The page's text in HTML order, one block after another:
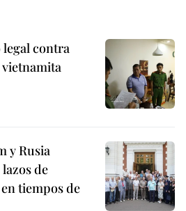
contra
y Rusia
de
tiempos de